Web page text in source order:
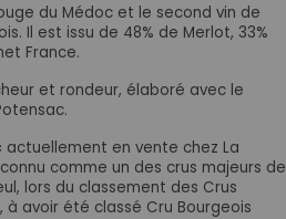
du Médoc et le second vin de
Il est issu de 48% de Merlot, 33%
France.
et rondeur, élaboré avec le
actuellement en vente chez La
comme un des crus majeurs de
lors du classement des Crus
avoir été classé Cru Bourgeois